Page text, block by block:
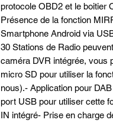
protocole OBD2 et le boitier
Présence de la fonction
Smartphone Android via
30 Stations de Radio
caméra DVR intégrée, vous
micro SD pour utiliser la
nous).- Application pour
port USB pour utiliser cette
IN intégré- Prise en charge